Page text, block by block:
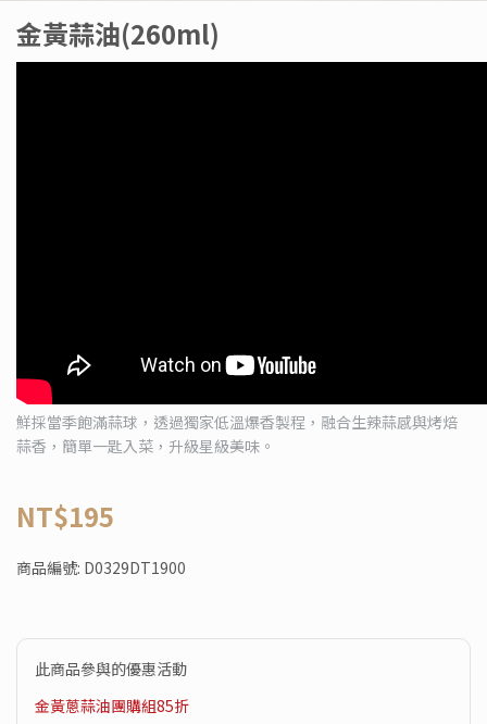
金黃蒜油(260ml)
鮮採當季飽滿蒜球，透過獨家低溫爆香製程，融合生辣蒜感與烤焙
蒜香，簡單一匙入菜，升級星級美味。
NT$195
商品編號: D0329DT1900
此商品參與的優惠活動
金黃蔥蒜油團購組85折